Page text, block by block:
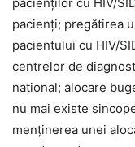
pacienți; pregătirea
pacientului cu HIV/
centrelor de
național; alocare
nu mai existe
menținerea unei